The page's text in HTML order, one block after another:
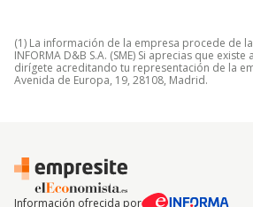
(1) La información de la empresa procede de
INFORMA D&B S.A. (SME) Si aprecias que
dirígete acreditando tu representación de la
Avenida de Europa, 19, 28108, Madrid.
Información ofrecida por